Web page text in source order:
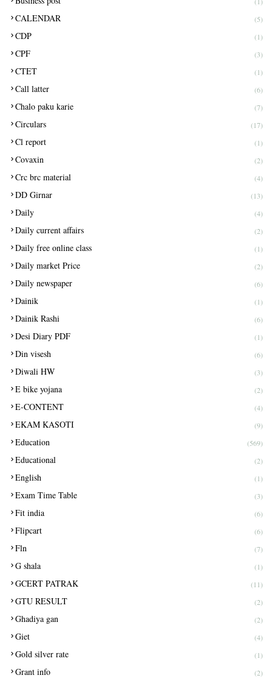
CALENDAR (5)
CDP (1)
CPF (3)
CTET (1)
Call latter (6)
Chalo paku karie (7)
Circulars (17)
Cl report (1)
Covaxin (2)
Crc brc material (4)
DD Girnar (13)
Daily (4)
Daily current affairs (2)
Daily free online class (1)
Daily market Price (2)
Daily newspaper (6)
Dainik (1)
Dainik Rashi (6)
Desi Diary PDF (1)
Din visesh (6)
Diwali HW (3)
E bike yojana (2)
E-CONTENT (4)
EKAM KASOTI (9)
Education (569)
Educational (2)
English (1)
Exam Time Table (3)
Fit india (6)
Flipcart (6)
Fln (7)
G shala (1)
GCERT PATRAK (11)
GTU RESULT (2)
Ghadiya gan (2)
Giet (4)
Gold silver rate (1)
Grant info (2)